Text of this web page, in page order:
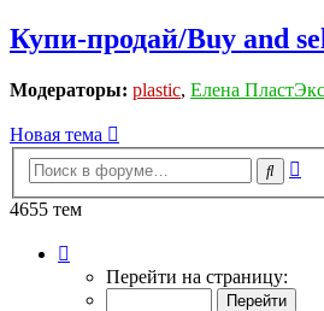
Купи-продай/Buy and
Модераторы: plastic, Елена
Новая тема
Поиск
4655 тем
Перейти на страницу: